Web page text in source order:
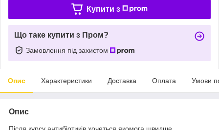
Купити з
Що таке купити з Пром?
Замовлення під захистом
Опис Характеристики Доставка Оплата Умови
Опис
Після курсу антибіотиків хочеться якомога швидше